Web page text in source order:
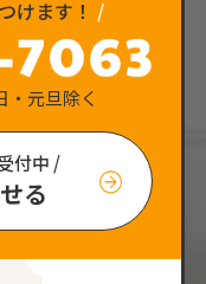
けます！ /
・元旦除く
付中 /
る